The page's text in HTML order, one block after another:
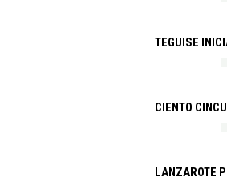
TEGUISE
CIENTO
LANZAROTE